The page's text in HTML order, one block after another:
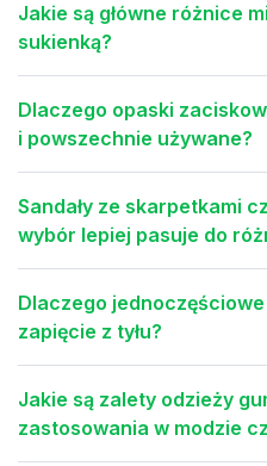
Jakie są główne różnice
sukienką?
Dlaczego opaski
i powszechnie używane?
Sandały ze skarpetkami
wybór lepiej pasuje do
Dlaczego
zapięcie z tyłu?
Jakie są zalety odzieży
zastosowania w modzie